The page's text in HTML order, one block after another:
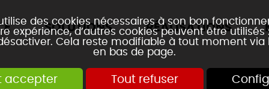
des cookies nécessaires à son bon
expérience, d’autres cookies peuvent être utilisés
Cela reste modifiable à tout moment
en bas de page.
accepter Tout refuser
SOLUTIONS RÉALISATIONS